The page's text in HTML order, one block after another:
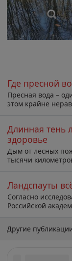
Где пресной
Пресная вода –
этом крайне
Длинная тень
здоровье
Дым от лесных
тысячи
Ландспауты
Согласно
Российской
Другие